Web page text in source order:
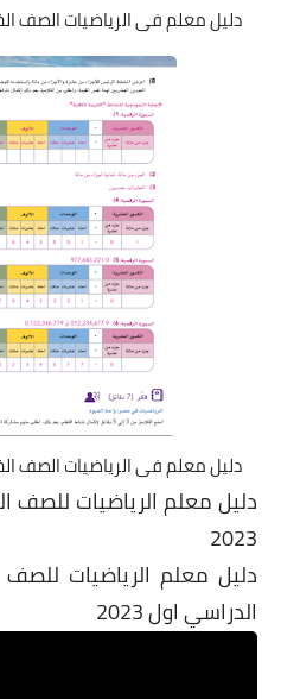
دليل معلم فى الرياضيات الصف
دليل معلم فى الرياضيات الصف
دليل معلم الرياضيات للصف
2023
دليل معلم الرياضيات
الدراسي اول 2023